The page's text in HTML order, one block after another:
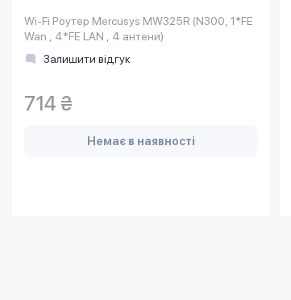
Wi-Fi Роутер Mercusys MW325R (N300, 1*FE
Wan , 4*FE LAN , 4 антени)
Залишити відгук
714 ₴
Немає в наявності